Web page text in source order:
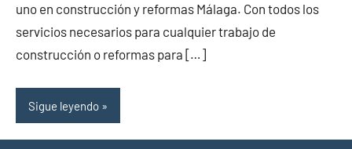
uno en construcción y reformas Málaga. Con todos los
servicios necesarios para cualquier trabajo de
construcción o reformas para […]
Sigue leyendo